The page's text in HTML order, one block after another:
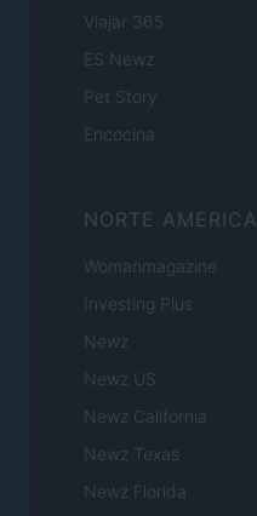
Viajar 365
ES Newz
Pet Story
Encocina
NORTE AMERICA
Womanmagazine
Investing Plus
Newz
Newz US
Newz California
Newz Texas
Newz Florida